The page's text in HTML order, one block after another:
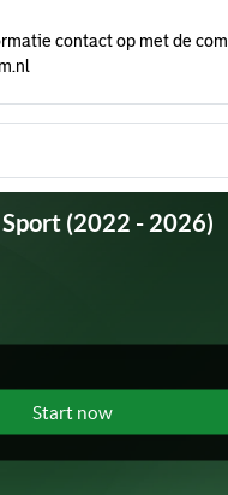
contact op met de